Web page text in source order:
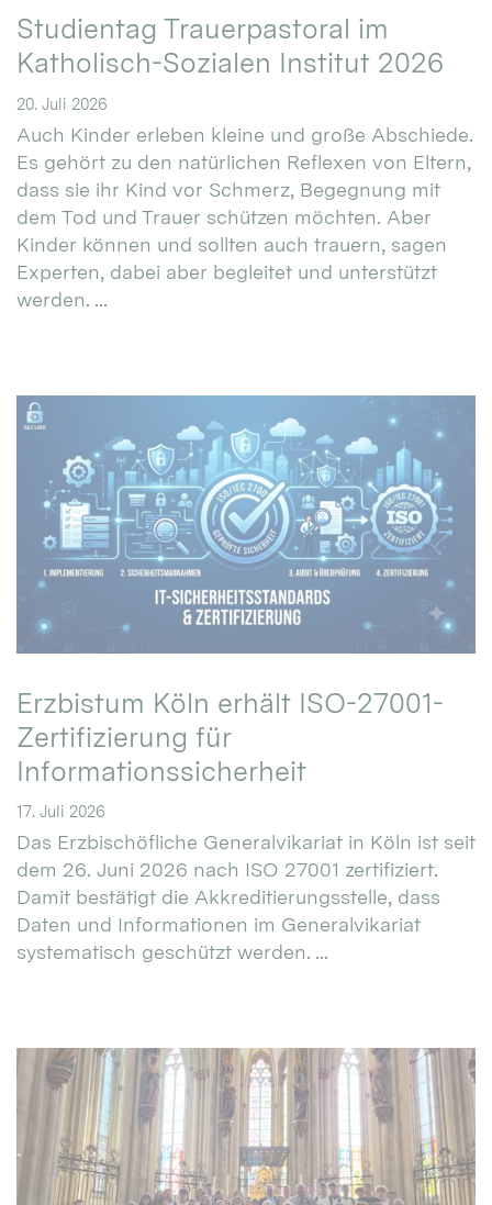
Studientag Trauerpastoral im
Katholisch-Sozialen Institut 2026
20. Juli 2026
Auch Kinder erleben kleine und große Abschiede.
Es gehört zu den natürlichen Reflexen von Eltern,
dass sie ihr Kind vor Schmerz, Begegnung mit
dem Tod und Trauer schützen möchten. Aber
Kinder können und sollten auch trauern, sagen
Experten, dabei aber begleitet und unterstützt
werden. ...
Erzbistum Köln erhält ISO-27001-
Zertifizierung für
Informationssicherheit
17. Juli 2026
Das Erzbischöfliche Generalvikariat in Köln ist seit
dem 26. Juni 2026 nach ISO 27001 zertifiziert.
Damit bestätigt die Akkreditierungsstelle, dass
Daten und Informationen im Generalvikariat
systematisch geschützt werden. ...